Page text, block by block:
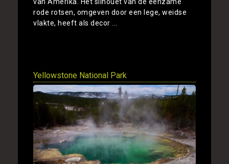
rode rotsen, omgeven door een lege, weidse
vlakte, heeft als decor ...
Yellowstone National Park